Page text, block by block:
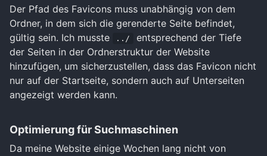
Der Pfad des Favicons muss unabhängig von dem
Ordner, in dem sich die gerenderte Seite befindet,
gültig sein. Ich musste
../
entsprechend der Tiefe
der Seiten in der Ordnerstruktur der Website
hinzufügen, um sicherzustellen, dass das Favicon nicht
nur auf der Startseite, sondern auch auf Unterseiten
angezeigt werden kann.
Optimierung für Suchmaschinen
Da meine Website einige Wochen lang nicht von